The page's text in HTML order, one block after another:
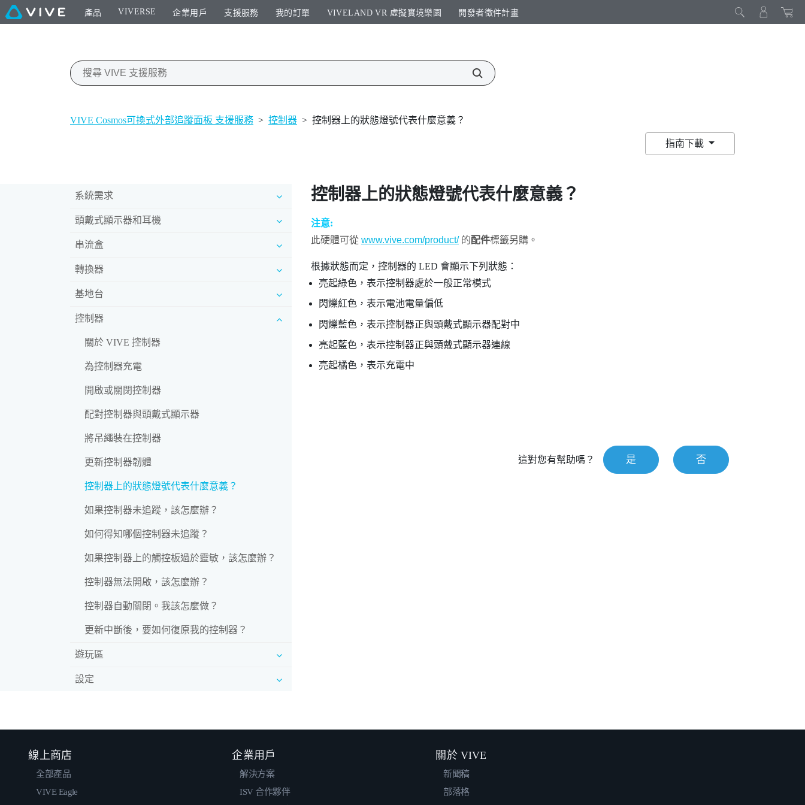
產品 VIVERSE 企業用戶 支援服務 我的訂單 VIVELAND VR 虛擬實境樂園​ 開發者徵件計畫​
VIVE Cosmos可換式外部追蹤面板 支援服務 > 控制器 > 控制器上的狀態燈號代表什麼意義？
指南下載
系統需求
頭戴式顯示器和耳機
串流盒
轉換器
基地台
控制器
關於 VIVE 控制器
為控制器充電
開啟或關閉控制器
配對控制器與頭戴式顯示器
將吊繩裝在控制器
更新控制器韌體
控制器上的狀態燈號代表什麼意義？
如果控制器未追蹤，該怎麼辦？
如何得知哪個控制器未追蹤？
如果控制器上的觸控板過於靈敏，該怎麼辦？
控制器無法開啟，該怎麼辦？
控制器自動關閉。我該怎麼做？
更新中斷後，要如何復原我的控制器？
遊玩區
設定
控制器上的狀態燈號代表什麼意義？
注意:
此硬體可從 www.vive.com/product/的配件標籤另購。
根據狀態而定，控制器的 LED 會顯示下列狀態：
亮起綠色，表示控制器處於一般正常模式
閃爍紅色，表示電池電量偏低
閃爍藍色，表示控制器正與頭戴式顯示器配對中
亮起藍色，表示控制器正與頭戴式顯示器連線
亮起橘色，表示充電中
這對您有幫助嗎？ 是 否
線上商店
全部產品
VIVE Eagle
企業用戶
解決方案
ISV 合作夥伴
關於 VIVE
新聞稿
部落格